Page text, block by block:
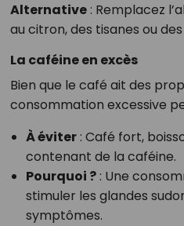
Alternative: Remplacez
au citron, des tisanes ou
La caféine en excès
Bien que le café ait des
consommation excessive
À éviter: Café fort,
contenant de la caféine.
Pourquoi ?: Une
stimuler les glandes
symptômes.